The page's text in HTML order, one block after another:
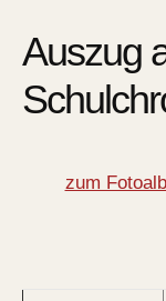
Auszug
zum